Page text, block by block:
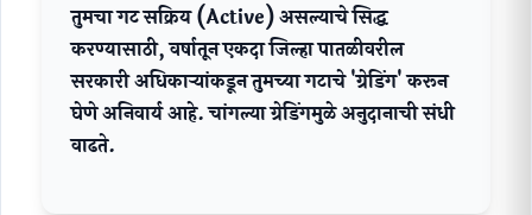
तुमचा गट सक्रिय (Active) असल्याचे सिद्ध
करण्यासाठी, वर्षातून एकदा जिल्हा पातळीवरील
सरकारी अधिकाऱ्यांकडून तुमच्या गटाचे 'ग्रेडिंग' करून
घेणेअनिवार्यआहे. चांगल्या ग्रेडिंगमुळे अनुदानाची संधी
वाढते.